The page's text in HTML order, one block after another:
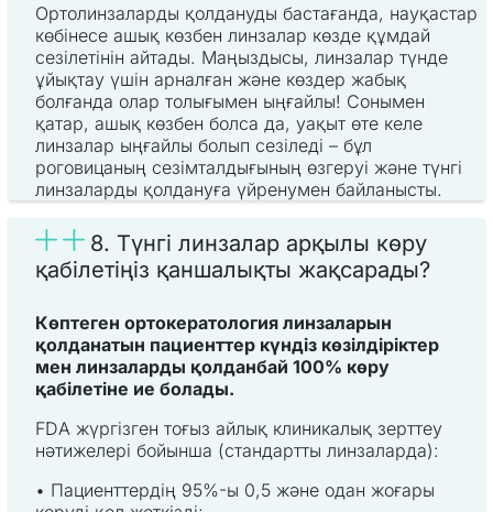
Ортолинзаларды қолдануды бастағанда, науқастар
көбінесе ашық көзбен линзалар көзде құмдай
сезілетінін айтады. Маңыздысы, линзалар түнде
ұйықтау үшін арналған және көздер жабық
болғанда олар толығымен ыңғайлы! Сонымен
қатар, ашық көзбен болса да, уақыт өте келе
линзалар ыңғайлы болып сезіледі – бұл
роговицаның сезімталдығының өзгеруі және түнгі
линзаларды қолдануға үйренумен байланысты.
8. Түнгі линзалар арқылы көру
қабілетіңіз қаншалықты жақсарады?
Көптеген ортокератология линзаларын
қолданатын пациенттер күндіз көзілдіріктер
мен линзаларды қолданбай 100% көру
қабілетіне ие болады.
FDA жүргізген тоғыз айлық клиникалық зерттеу
нәтижелері бойынша (стандартты линзаларда):
• Пациенттердің 95%-ы 0,5 және одан жоғары